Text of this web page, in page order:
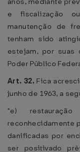
e fiscalização
manutenção de
tenham sido
estejam, por suas
Poder Público
Art. 32. Fica
junho de 1963, a
"e)
reconhecidamente
danificadas por
ser positivado